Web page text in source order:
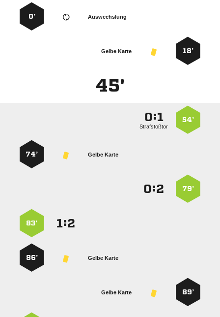
Auswechslung
0’
18’
Gelbe Karte
45'
54’
:
Strafstoßtor
Gelbe Karte
74’
79’
:
:
83’
Gelbe Karte
86’
89’
Gelbe Karte